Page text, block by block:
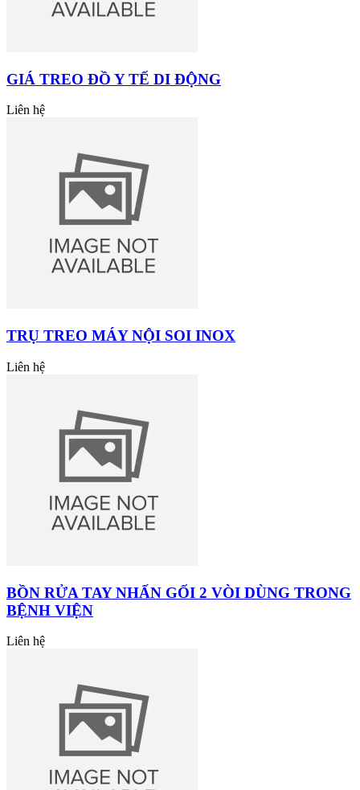
GIÁ TREO ĐỒ Y TẾ DI ĐỘNG
Liên hệ
TRỤ TREO MÁY NỘI SOI INOX
Liên hệ
BỒN RỬA TAY NHẤN GỐI 2 VÒI DÙNG TRONG
BỆNH VIỆN
Liên hệ